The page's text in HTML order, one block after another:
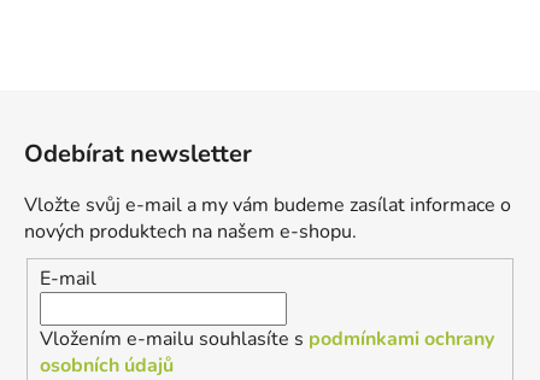
Odebírat newsletter
Vložte svůj e-mail a my vám budeme zasílat informace o
nových produktech na našem e-shopu.
E-mail
Vložením e-mailu souhlasíte s podmínkami ochrany
osobních údajů